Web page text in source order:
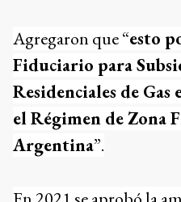
Agregaron que “esto
Fiduciario para
Residenciales de
el Régimen de Zona
Argentina”.